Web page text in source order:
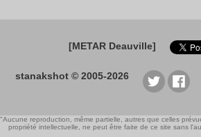
[METAR Deauville]
stanakshot © 2005-2026
"Aucune reproduction, même partielle, autres que celles
propriété intellectuelle, ne peut être faite de ce site sans